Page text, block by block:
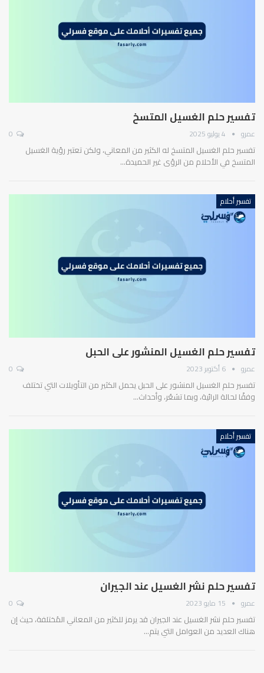
تفسير حلم الغسيل المتسخ
عمرو 4 يوليو 2025
تفسير حلم الغسيل المتسخ له الكثير من المعاني، ولكن تعتبر رؤية الغسيل
المتسخ في الأحلام من الرؤى غير الحميدة…
تفسير أحلام
تفسير حلم الغسيل المنشور على الحبل
عمرو 6 أكتوبر 2023
تفسير حلم الغسيل المنشور على الحبل يحمل الكثير من التأويلات التي تختلف
وفقًا لحالة الرائية، وبما تشعُر، وأحداث…
تفسير أحلام
تفسير حلم نشر الغسيل عند الجيران
عمرو 15 مايو 2023
تفسير حلم نشر الغسيل عند الجيران قد يرمز للكثير من المعاني المُختلفة، حيث إن
هناك العديد من العوامل التي يتم…